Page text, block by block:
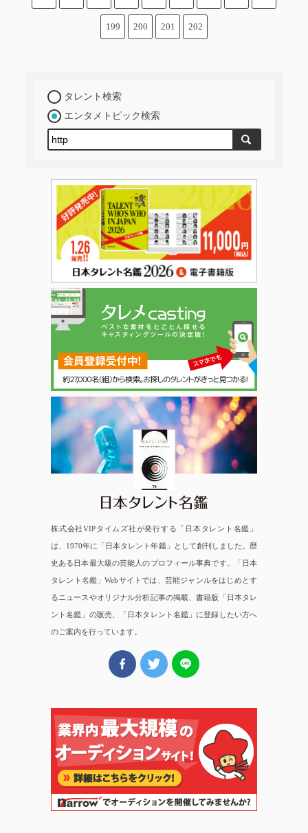
199 200 201 202
タレント検索
エンタメトピック検索
日本タレント名鑑
株式会社VIPタイムズ社が発行する「日本タレント名鑑」
は、1970年に「日本タレント年鑑」として創刊しました。歴
史ある日本最大級の芸能人のプロフィール事典です。「日本
タレント名鑑」Webサイトでは、芸能ジャンルをはじめとす
るニュースやオリジナル分析記事の掲載、書籍版「日本タレ
ント名鑑」の販売、「日本タレント名鑑」に登録したい方へ
のご案内を行っています。